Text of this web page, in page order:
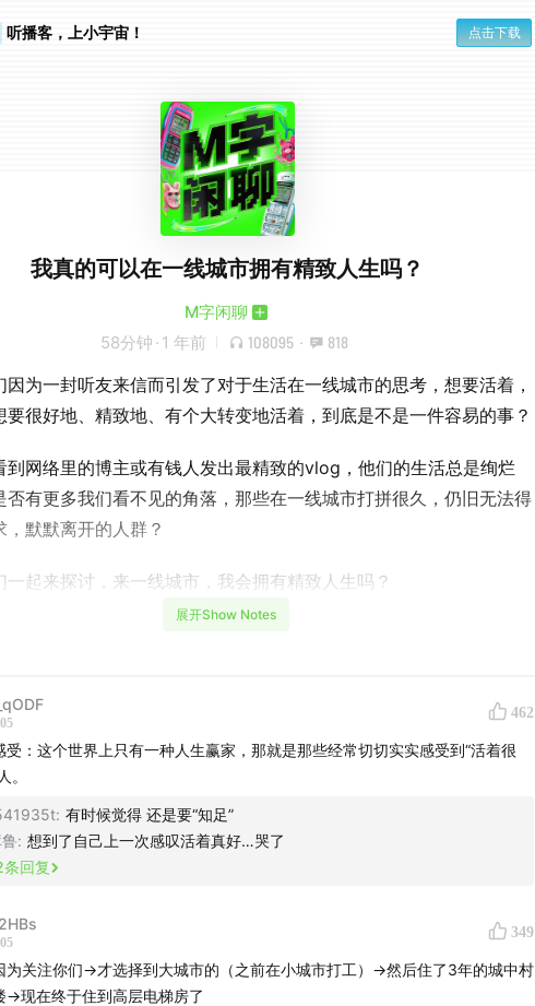
听播客，上小宇宙！ 点击下载
我真的可以在一线城市拥有精致人生吗？
M字闲聊
58分钟 · 1 年前 108095 · 818
因为一封听友来信而引发了对于生活在一线城市的思考，想要活着，
要很好地、精致地、有个大转变地活着，到底是不是一件容易的事？
到网络里的博主或有钱人发出最精致的vlog，他们的生活总是绚烂
否有更多我们看不见的角落，那些在一线城市打拼很久，仍旧无法得
，默默离开的人群？
一起来探讨，来一线城市，我会拥有精致人生吗？
与大城市之间的不同：深圳、北京、上海，是享受精彩生活，还是
燃料？
的人适合大城市
好高骛远的性格或许能带着我们去更高的地方。带着对大城市生活
觉得自己有些不一样，在大城市也能找到同类。幻想中的精致生
了大城市才能实现。回头看，一切都离不开命运的推动。
展开Show Notes
462
受：这个世界上只有一种人生赢家，那就是那些经常切切实实感受到“活着很
。
: 有时候觉得 还是要“知足”
: 想到了自己上一次感叹活着真好…哭了
条回复
349
为关注你们→才选择到大城市的（之前在小城市打工）→然后住了3年的城中村
→现在终于住到高层电梯房了